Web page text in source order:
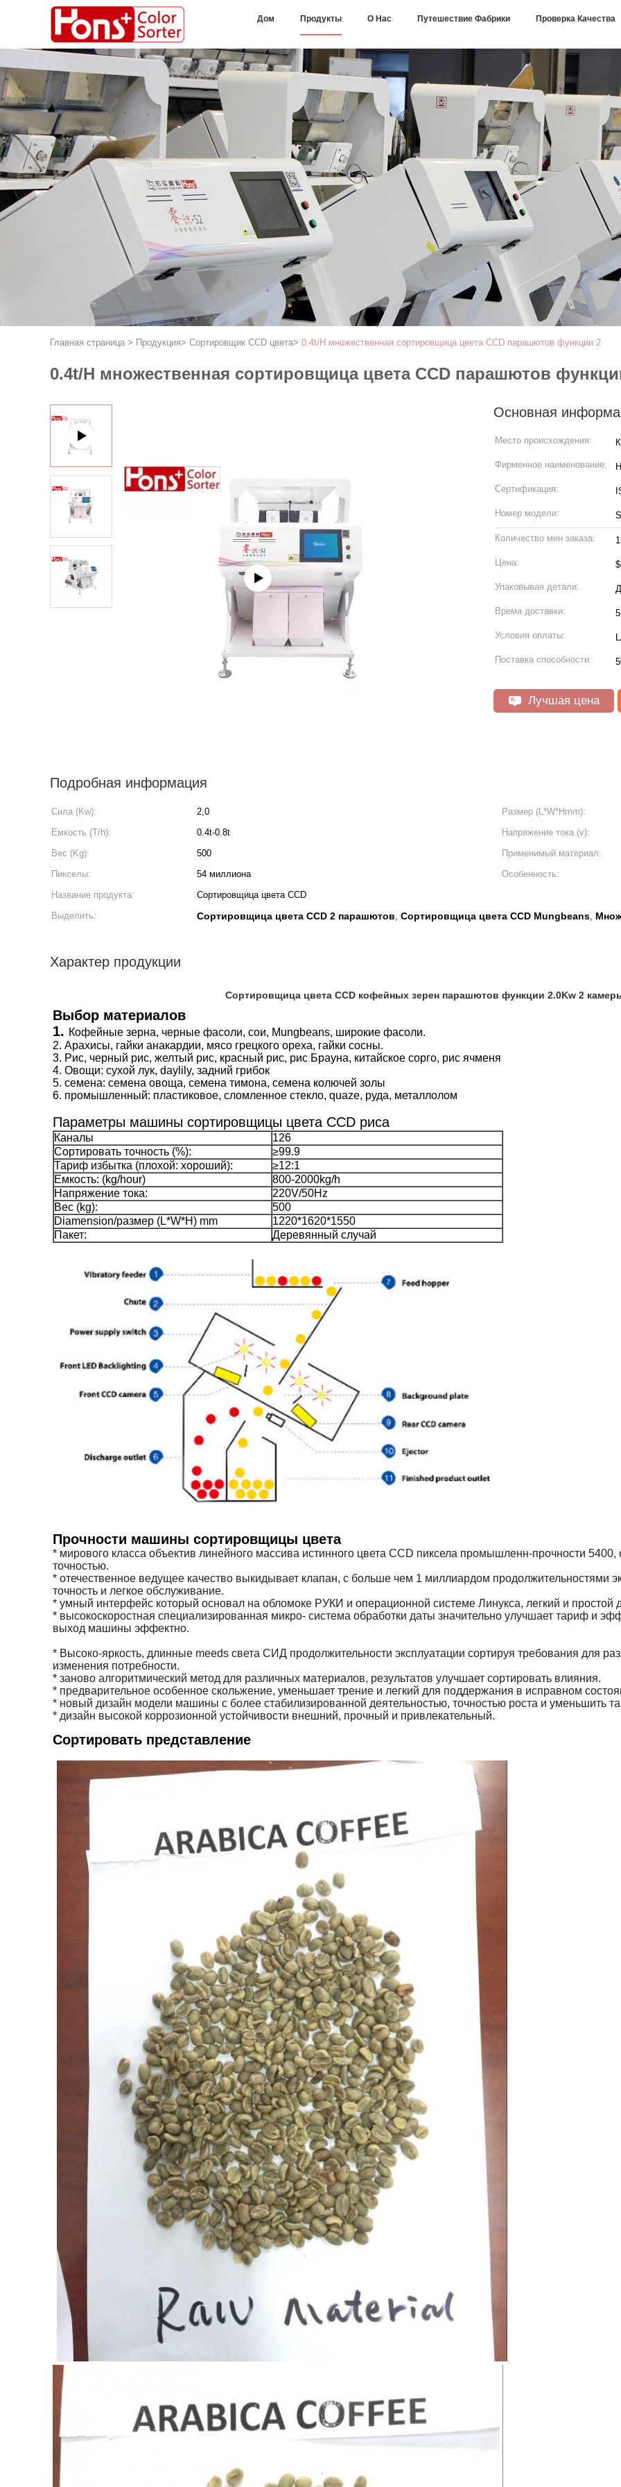
Дом Продукты О Нас Путешествие Фабрики Проверка Качества
Главная страница > Продукция> Сортировщик CCD цвета> 0.4t/H множественная сортировщица цвета CCD парашютов функции 2
0.4t/H множественная сортировщица цвета CCD парашютов
Основная
Место происхождения:
Фирменное наименование:
Сертификация:
Номер модели:
Количество мин заказа:
Цена:
Упаковывая детали:
Время доставки:
Условия оплаты:
Поставка способности:
Лучшая цена
Подробная информация
Сила (Kw): 2,0 Размер (L*W*Hmm):
Емкость (T/h):
0.4t-0.8t Напряжение тока (v):
Вес (Kg):
500 Применимый материал:
Пикселы:
54 миллиона Особенность:
Название продукта:
Сортировщица цвета CCD
Выделить:
Сортировщица цвета CCD 2 парашютов, Сортировщица цвета CCD Mungbeans,
Характер продукции
Сортировщица цвета CCD кофейных зерен парашютов функции 2.0Kw 2 камеры
Выбор материалов
1. Кофейные зерна, черные фасоли, сои, Mungbeans, широкие фасоли.
2. Арахисы, гайки анакардии, мясо грецкого ореха, гайки сосны.
3. Рис, черный рис, желтый рис, красный рис, рис Брауна, китайское сорго, рис ячменя
4. Овощи: сухой лук, daylily, задний грибок
5. семена: семена овоща, семена тимона, семена колючей золы
6. промышленный: пластиковое, сломленное стекло, quaze, руда, металлолом
Параметры машины сортировщицы цвета CCD риса
Каналы
126
Сортировать точность (%):
≥99.9
Тариф избытка (плохой: хороший):
≥12:1
Емкость: (kg/hour)
800-2000kg/h
Напряжение тока:
220V/50Hz
Вес (kg):
500
Diamension/размер (L*W*H) mm
1220*1620*1550
Пакет:
Деревянный случай
Прочности машины сортировщицы цвета
* мирового класса объектив линейного массива истинного цвета CCD пиксела промышленн-прочности
точностью.
* отечественное ведущее качество выкидывает клапан, с больше чем 1 миллиардом продолжительностями
точность и легкое обслуживание.
* умный интерфейс который основал на обломоке РУКИ и операционной системе Линукса, легкий и простой
* высокоскоростная специализированная микро- система обработки даты значительно улучшает тариф и
выход машины эффектно.
* Высоко-яркость, длинные meeds света СИД продолжительности эксплуатации сортируя требования для
изменения потребности.
* заново алгоритмический метод для различных материалов, результатов улучшает сортировать влияния.
* предварительное особенное скольжение, уменьшает трение и легкий для поддержания в исправном
* новый дизайн модели машины с более стабилизированной деятельностью, точностью роста и уменьшить
* дизайн высокой коррозионной устойчивости внешний, прочный и привлекательный.
Сортировать представление